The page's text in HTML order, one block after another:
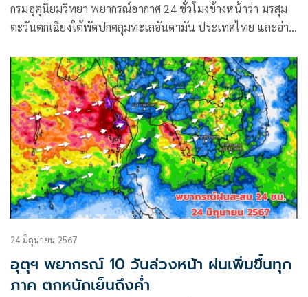
กรมอุตุนิยมวิทยา พยากรณ์อากาศ 24 ชั่วโมงข้างหน้าว่า มรสุม
ตะวันตกเฉียงใต้พัดปกคลุมทะเลอันดามัน ประเทศไทย และอ่าว
24 มิถุนายน 2567
อุตุฯ พยากรณ์ 10 วันล่วงหน้า ฝนเพิ่มขึ้นทุก
ภาค ตกหนักเย็นถึงค่ำ